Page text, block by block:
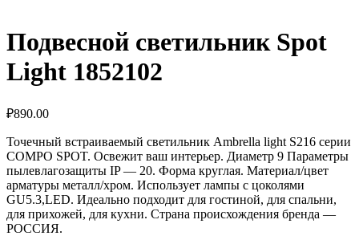
Подвесной светильник Spot
Light 1852102
₽890.00
Точечный встраиваемый светильник Ambrella light S216 серии
COMPO SPOT. Освежит ваш интерьер. Диаметр 9 Параметры
пылевлагозащиты IP — 20. Форма круглая. Материал/цвет
арматуры металл/хром. Использует лампы с цоколями
GU5.3,LED. Идеально подходит для гостиной, для спальни,
для прихожей, для кухни. Страна происхождения бренда —
РОССИЯ.